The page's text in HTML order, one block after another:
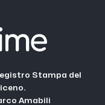
Stampa del
Amabili